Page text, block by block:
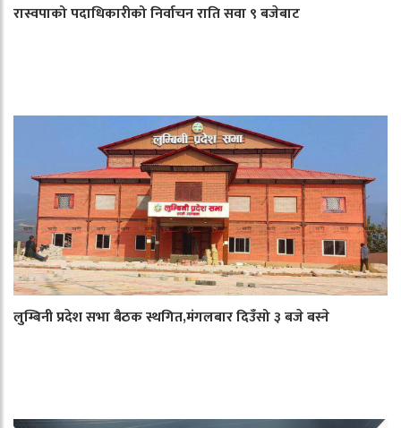
रास्वपाको पदाधिकारीको निर्वाचन राति सवा ९ बजेबाट
लुम्बिनी प्रदेश सभा बैठक स्थगित,मंगलबार दिउँसो ३ बजे बस्ने